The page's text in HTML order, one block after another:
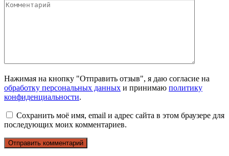
Нажимая на кнопку "Отправить отзыв", я даю согласие на
обработку персональных данных и принимаю политику
конфиденциальности.
Сохранить моё имя, email и адрес сайта в этом браузере для
последующих моих комментариев.